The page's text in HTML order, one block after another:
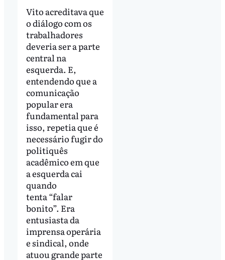
Vito acreditava que
o diálogo com os
trabalhadores
deveria ser a parte
central na
esquerda. E,
entendendo que a
comunicação
popular era
fundamental para
isso, repetia que é
necessário fugir do
politiquês
acadêmico em que
a esquerda cai
quando
tenta “falar
bonito”. Era
entusiasta da
imprensa operária
e sindical, onde
atuou grande parte